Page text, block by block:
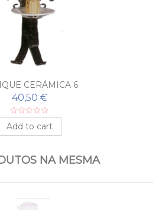
CERÁMICA 6
40,50 €
Add to cart
NA MESMA